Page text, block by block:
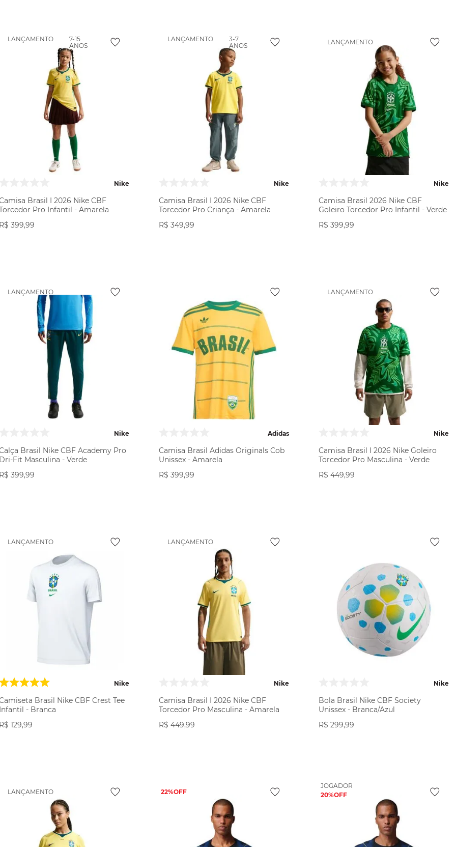
LANÇAMENTO
7-15
ANOS
Nike
Brasil I 2026 Nike CBF
Pro Infantil - Amarela
R$ 399,99
LANÇAMENTO
3-7
ANOS
Nike
Camisa Brasil I 2026 Nike CBF
Torcedor Pro Criança - Amarela
R$ 349,99
LANÇAMENTO
Nike
Camisa Brasil 2026 Nike CBF
Goleiro Torcedor Pro Infantil - Verde
R$ 399,99
LANÇAMENTO
Nike
Brasil Nike CBF Academy Pro
Dri-Fit Masculina - Verde
R$ 399,99
Adidas
Camisa Brasil Adidas Originals Cob
Unissex - Amarela
R$ 399,99
LANÇAMENTO
Nike
Camisa Brasil I 2026 Nike Goleiro
Torcedor Pro Masculina - Verde
R$ 449,99
LANÇAMENTO
Nike
Brasil Nike CBF Crest Tee
Infantil - Branca
R$ 129,99
LANÇAMENTO
Nike
Camisa Brasil I 2026 Nike CBF
Torcedor Pro Masculina - Amarela
R$ 449,99
Nike
Bola Brasil Nike CBF Society
Unissex - Branca/Azul
R$ 299,99
LANÇAMENTO 22%
JOGADOR
20%